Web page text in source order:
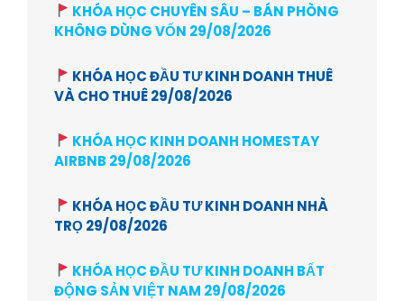
KHÓA HỌC CHUYÊN SÂU – BÁN PHÒNG
KHÔNG DÙNG VỐN 29/08/2026
KHÓA HỌC ĐẦU TƯ KINH DOANH THUÊ
VÀ CHO THUÊ 29/08/2026
KHÓA HỌC KINH DOANH HOMESTAY
AIRBNB 29/08/2026
KHÓA HỌC ĐẦU TƯ KINH DOANH NHÀ
TRỌ 29/08/2026
KHÓA HỌC ĐẦU TƯ KINH DOANH BẤT
ĐỘNG SẢN VIỆT NAM 29/08/2026